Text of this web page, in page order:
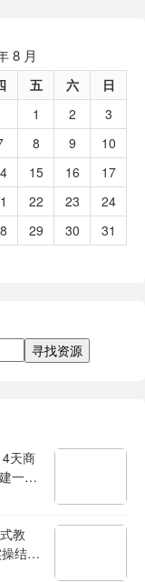
8 月
五 六
日
1
2
3
8 9
10
15 16
17
22 23
24
29 30
31
寻找资源
天商
一个
钱的
教
结